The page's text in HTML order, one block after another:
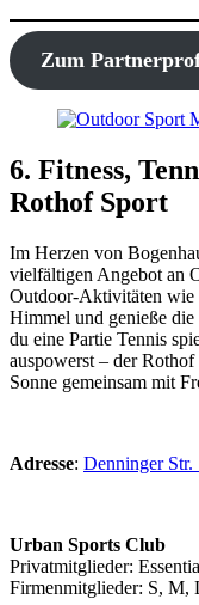
Zum
6. Fitness,
Rothof Sport
Im Herzen von
vielfältigen Angebot an
Outdoor-Aktivitäten wie
Himmel und genieße
du eine Partie Tennis
auspowerst – der
Sonne gemeinsam mit
Adresse: Denninger
Urban Sports Club
Privatmitglieder:
Firmenmitglieder: S, M,